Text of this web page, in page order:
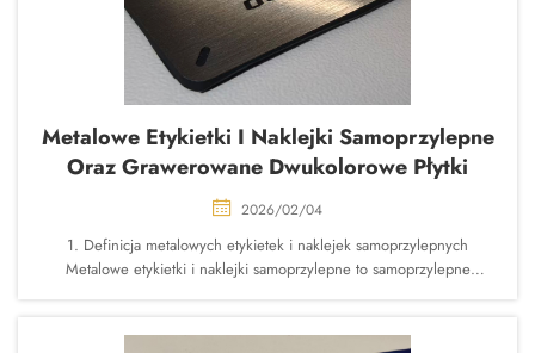
Metalowe Etykietki I Naklejki Samoprzylepne
Oraz Grawerowane Dwukolorowe Płytki
2026/02/04
1. Definicja metalowych etykietek i naklejek samoprzylepnych
Metalowe etykietki i naklejki samoprzylepne to samoprzylepne
konieczności stosowania ciepła, wody ani rozpuszczalników...